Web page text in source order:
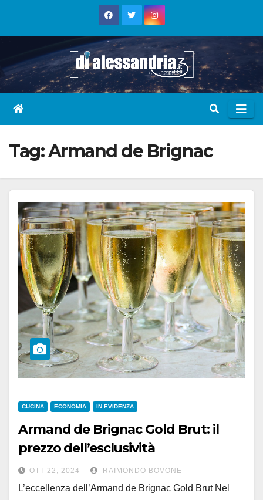
Tag:Armand de Brignac
CUCINA ECONOMIA IN EVIDENZA
Armand de Brignac Gold Brut: il
prezzo dell’esclusività
OTT 22, 2024 RAIMONDO BOVONE
L’eccellenza dell’Armand de Brignac Gold Brut Nel